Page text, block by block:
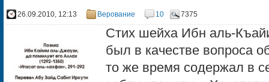
26.09.2010, 12:13 Верование 10 7375
Стих шейха Ибн аль-
был в качестве вопроса
то же время содержал в